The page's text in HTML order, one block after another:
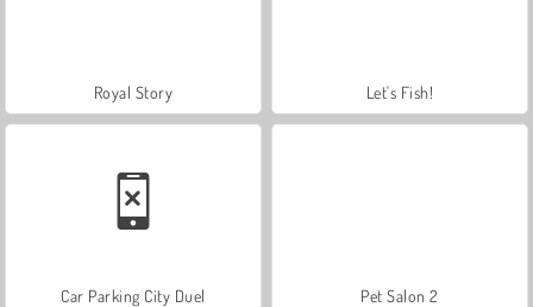
Royal Story Let's Fish!
Car Parking City Duel Pet Salon 2